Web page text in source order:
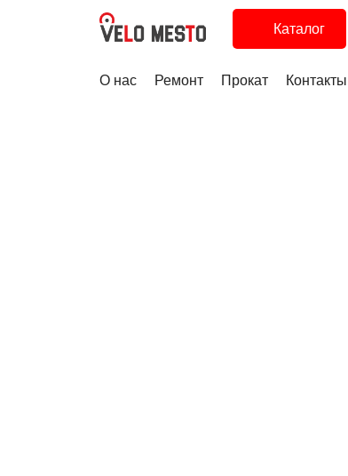
Каталог
О нас Ремонт Прокат Контакты